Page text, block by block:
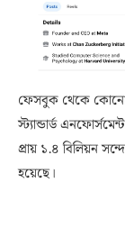
ফেসবুক থেকে কোনো
স্ট্যান্ডার্ড
প্রায় ১.৪ বিলিয়ন
হয়েছে।